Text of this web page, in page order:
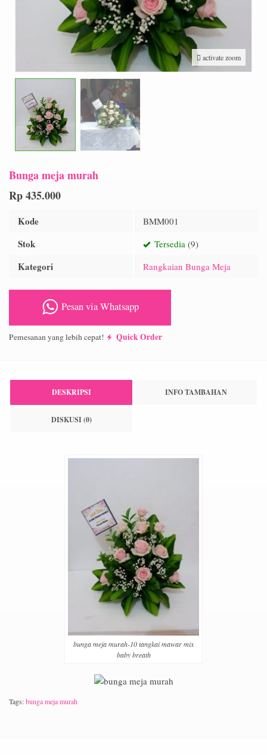
activate zoom
Bunga meja murah
Rp 435.000
Kode BMM001
Stok Tersedia (9)
Kategori Rangkaian Bunga Meja
Pesan via Whatsapp
Pemesanan yang lebih cepat! Quick Order
DESKRIPSI INFO TAMBAHAN
DISKUSI (0)
bunga meja murah-10 tangkai mawar mix
baby breath
Tags:bunga meja murah